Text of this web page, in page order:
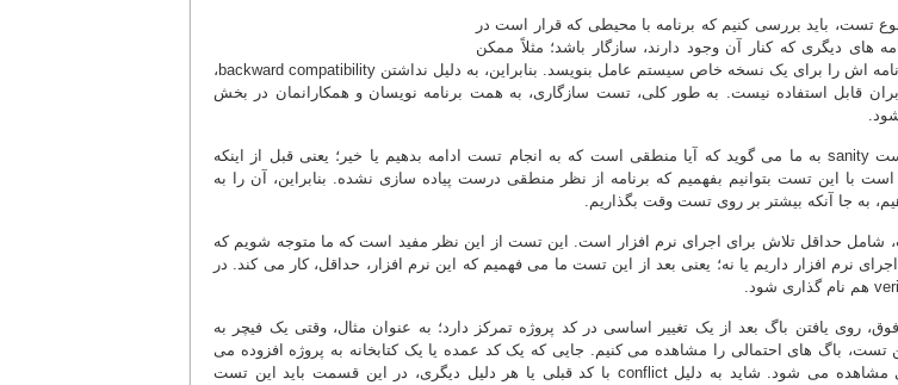
تست، باید بررسی کنیم که برنامه با محیطی که قرار است در
های دیگری که کنار آن وجود دارند، سازگار باشد؛ مثلاً ممکن
است که یک برنامه نویس برنامه اش را برای یک نسخه خاص سیستم عامل بنویسد. بنابراین، به دلیل نداشتن backward compatibility،
قابل استفاده نیست. به طور کلی، تست سازگاری، به همت برنامه نویسان و همکارانمان در بخش
تست sanity به ما می گوید که آیا منطقی است که به انجام تست ادامه بدهیم یا خیر؛ یعنی قبل از اینکه
با این تست بتوانیم بفهمیم که برنامه از نظر منطقی درست پیاده سازی نشده. بنابراین، آن را به
به جا آنکه بیشتر بر روی تست وقت بگذاریم.
شامل حداقل تلاش برای اجرای نرم افزار است. این تست از این نظر مفید است که ما متوجه شویم که
نرم افزار داریم یا نه؛ یعنی بعد از این تست ما می فهمیم که این نرم افزار، حداقل، کار می کند. در
روی یافتن باگ بعد از یک تغییر اساسی در کد پروژه تمرکز دارد؛ به عنوان مثال، وقتی یک فیچر به
تست، باگ های احتمالی را مشاهده می کنیم. جایی که یک کد عمده یا یک کتابخانه به پروژه افزوده می
شود، معمولاً باگ های زیادی مشاهده می شود. شاید به دلیل conflict با کد قبلی یا هر دلیل دیگری، در این قسمت باید این تست